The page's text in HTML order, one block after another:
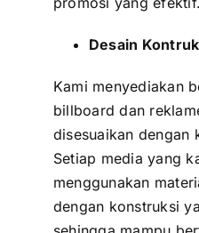
Desain
Kami menyediakan
billboard dan
disesuaikan dengan
Setiap media yang
menggunakan
dengan konstruksi